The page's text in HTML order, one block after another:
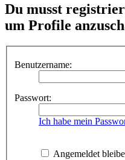
Du musst
um Profile
Benutzername:
Passwort:
Ich habe mein
Angemeldet